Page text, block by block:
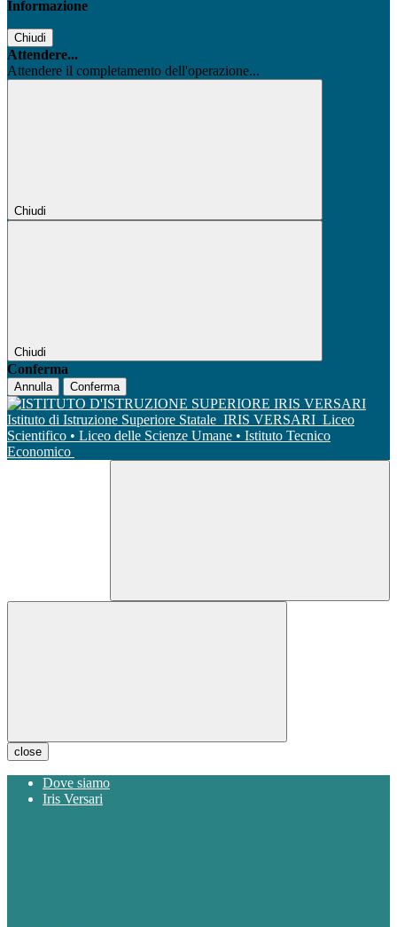
Informazione
Chiudi
Attendere...
Attendere il completamento dell'operazione...
Chiudi
Chiudi
Conferma
Annulla Conferma
Istituto di Istruzione Superiore Statale IRIS VERSARI Liceo
Scientifico • Liceo delle Scienze Umane • Istituto Tecnico
Economico
close
Dove siamo
Iris Versari